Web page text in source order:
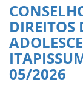
DIREITOS
05/2026